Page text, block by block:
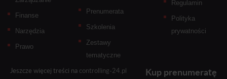
Finanse
Narzędzia
Prawo
Prenumerata
Szkolenia
Zestawy
tematyczne
Regulamin
Polityka
prywatności
Jeszcze więcej treści na controlling-24.pl Kup prenumeratę